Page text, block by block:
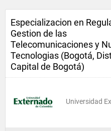
Especializacion en
Gestion de las
Telecomunicaciones y
Tecnologias (Bogotá,
Capital de Bogotá)
Universidad